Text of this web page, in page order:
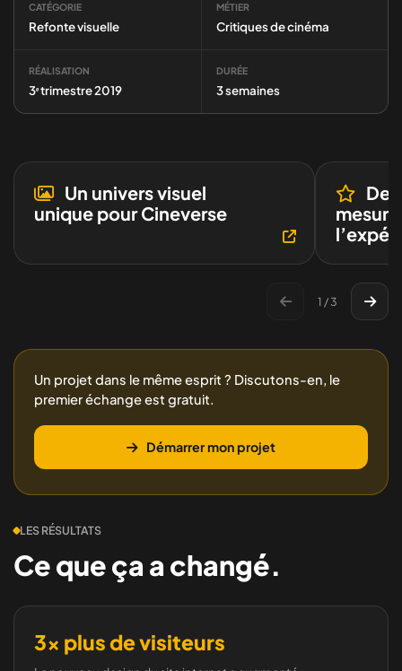
CATÉGORIE
Refonte visuelle
MÉTIER
Critiques de cinéma
RÉALISATION
3ᵉ trimestre 2019
DURÉE
3 semaines
Un univers visuel
unique pour Cineverse
1 / 3
Un projet dans le même esprit ? Discutons-en, le
premier échange est gratuit.
Démarrer mon projet
LES RÉSULTATS
Ce que ça a changé.
3x plus de visiteurs